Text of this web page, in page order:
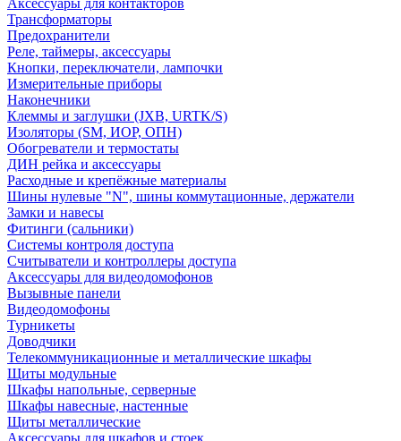
Трансформаторы
Предохранители
Реле, таймеры, аксессуары
Кнопки, переключатели, лампочки
Измерительные приборы
Наконечники
Клеммы и заглушки (JXB, URTK/S)
Изоляторы (SM, ИОР, ОПН)
Обогреватели и термостаты
ДИН рейка и аксессуары
Расходные и крепёжные материалы
Шины нулевые "N", шины коммутационные, держатели
Замки и навесы
Фитинги (сальники)
Системы контроля доступа
Считыватели и контроллеры доступа
Аксессуары для видеодомофонов
Вызывные панели
Видеодомофоны
Турникеты
Доводчики
Телекоммуникационные и металлические шкафы
Щиты модульные
Шкафы напольные, серверные
Шкафы навесные, настенные
Щиты металлические
Аксессуары для шкафов и стоек